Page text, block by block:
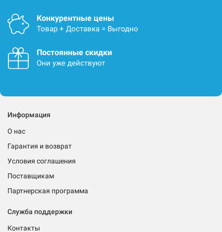
Конкурентные цены
Товар + Доставка = Выгодно
Постоянные скидки
Они уже действуют
Информация
О нас
Гарантия и возврат
Условия соглашения
Поставщикам
Партнерская программа
Служба поддержки
Контакты